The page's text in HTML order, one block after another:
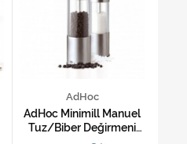
AdHoc
AdHoc Minimill Manuel
Tuz/Biber Değirmeni